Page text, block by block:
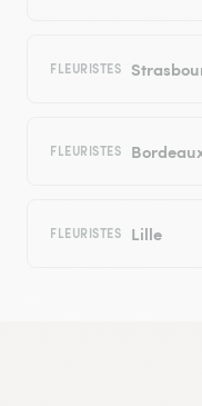
FLEURISTES
FLEURISTES
FLEURISTES Lille